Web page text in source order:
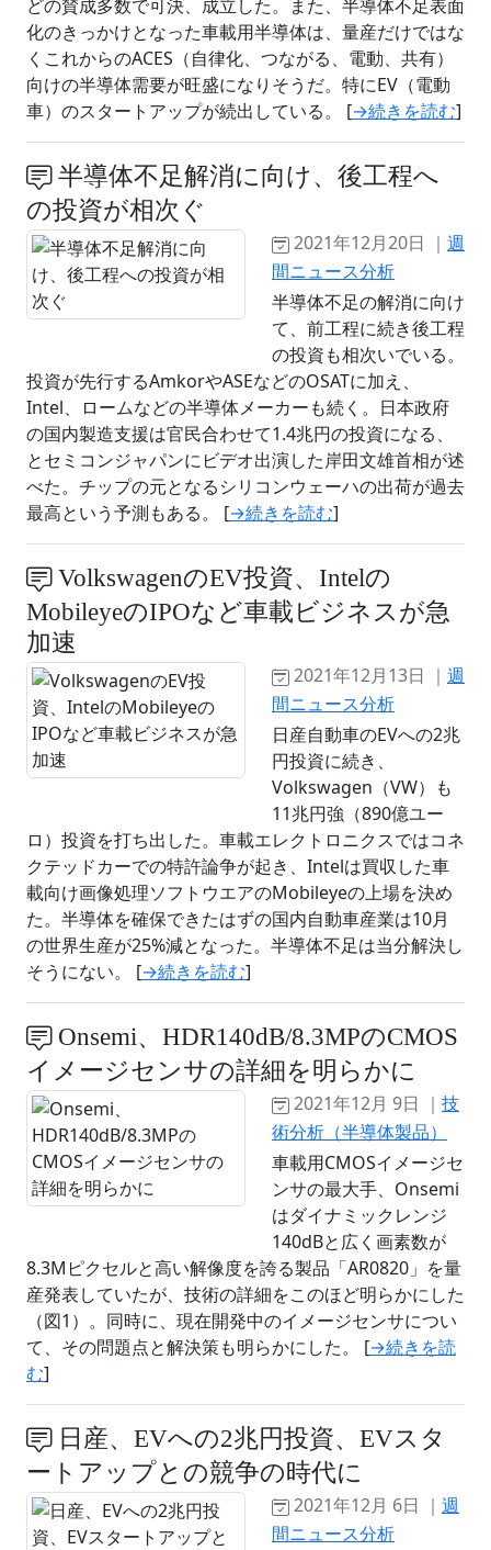
どの賛成多数で可決、成立した。また、半導体不足表面
化のきっかけとなった車載用半導体は、量産だけではな
くこれからのACES（自律化、つながる、電動、共有）
向けの半導体需要が旺盛になりそうだ。特にEV（電動
車）のスタートアップが続出している。 [→続きを読む]
半導体不足解消に向け、後工程へ
の投資が相次ぐ
2021年12月20日 ｜ 週
間ニュース分析
半導体不足の解消に向け
て、前工程に続き後工程
の投資も相次いでいる。
投資が先行するAmkorやASEなどのOSATに加え、
Intel、ロームなどの半導体メーカーも続く。日本政府
の国内製造支援は官民合わせて1.4兆円の投資になる、
とセミコンジャパンにビデオ出演した岸田文雄首相が述
べた。チップの元となるシリコンウェーハの出荷が過去
最高という予測もある。 [→続きを読む]
VolkswagenのEV投資、Intelの
MobileyeのIPOなど車載ビジネスが急
加速
2021年12月13日 ｜ 週
間ニュース分析
日産自動車のEVへの2兆
円投資に続き、
Volkswagen（VW）も
11兆円強（890億ユー
ロ）投資を打ち出した。車載エレクトロニクスではコネ
クテッドカーでの特許論争が起き、Intelは買収した車
載向け画像処理ソフトウエアのMobileyeの上場を決め
た。半導体を確保できたはずの国内自動車産業は10月
の世界生産が25%減となった。半導体不足は当分解決し
そうにない。 [→続きを読む]
Onsemi、HDR140dB/8.3MPのCMOS
イメージセンサの詳細を明らかに
2021年12月 9日 ｜ 技
術分析（半導体製品）
車載用CMOSイメージセ
ンサの最大手、Onsemi
はダイナミックレンジ
140dBと広く画素数が
8.3Mピクセルと高い解像度を誇る製品「AR0820」を量
産発表していたが、技術の詳細をこのほど明らかにした
（図1）。同時に、現在開発中のイメージセンサについ
て、その問題点と解決策も明らかにした。 [→続きを読
む]
日産、EVへの2兆円投資、EVスタ
ートアップとの競争の時代に
2021年12月 6日 ｜ 週
間ニュース分析